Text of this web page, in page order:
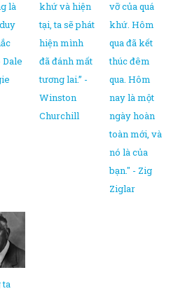
là
Dale
khứ và hiện
tại, ta sẽ phát
hiện mình
đã đánh mất
tương lai.” -
Winston
Churchill
vỡ của quá
khứ. Hôm
qua đã kết
thúc đêm
qua. Hôm
nay là một
ngày hoàn
toàn mới, và
nó là của
bạn." - Zig
Ziglar
ta